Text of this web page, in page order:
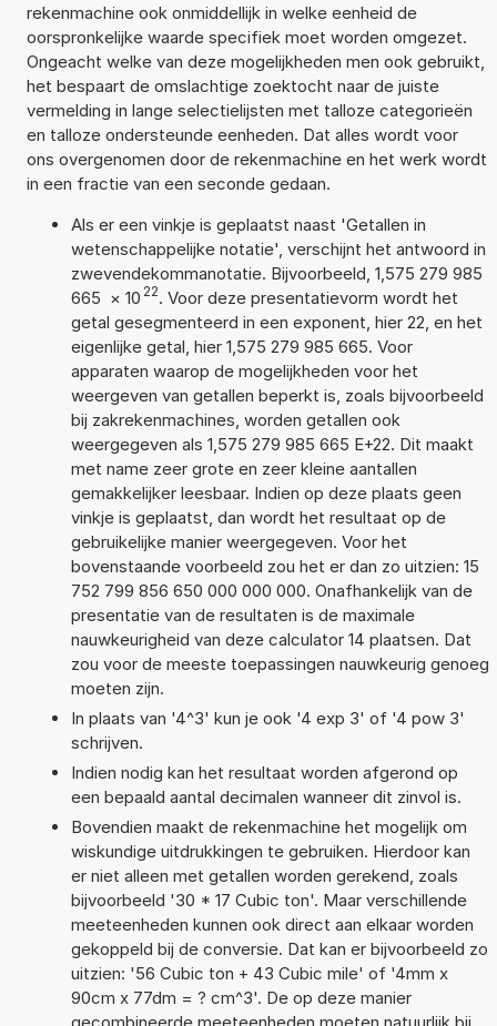
rekenmachine ook onmiddellijk in welke eenheid de
oorspronkelijke waarde specifiek moet worden omgezet.
Ongeacht welke van deze mogelijkheden men ook gebruikt,
het bespaart de omslachtige zoektocht naar de juiste
vermelding in lange selectielijsten met talloze categorieën
en talloze ondersteunde eenheden. Dat alles wordt voor
ons overgenomen door de rekenmachine en het werk wordt
in een fractie van een seconde gedaan.
Als er een vinkje is geplaatst naast 'Getallen in
wetenschappelijke notatie', verschijnt het antwoord in
zwevendekommanotatie. Bijvoorbeeld, 1,575 279 985
665 × 10 22. Voor deze presentatievorm wordt het
getal gesegmenteerd in een exponent, hier 22, en het
eigenlijke getal, hier 1,575 279 985 665. Voor
apparaten waarop de mogelijkheden voor het
weergeven van getallen beperkt is, zoals bijvoorbeeld
bij zakrekenmachines, worden getallen ook
weergegeven als 1,575 279 985 665 E+22. Dit maakt
met name zeer grote en zeer kleine aantallen
gemakkelijker leesbaar. Indien op deze plaats geen
vinkje is geplaatst, dan wordt het resultaat op de
gebruikelijke manier weergegeven. Voor het
bovenstaande voorbeeld zou het er dan zo uitzien: 15
752 799 856 650 000 000 000. Onafhankelijk van de
presentatie van de resultaten is de maximale
nauwkeurigheid van deze calculator 14 plaatsen. Dat
zou voor de meeste toepassingen nauwkeurig genoeg
moeten zijn.
In plaats van '4^3' kun je ook '4 exp 3' of '4 pow 3'
schrijven.
Indien nodig kan het resultaat worden afgerond op
een bepaald aantal decimalen wanneer dit zinvol is.
Bovendien maakt de rekenmachine het mogelijk om
wiskundige uitdrukkingen te gebruiken. Hierdoor kan
er niet alleen met getallen worden gerekend, zoals
bijvoorbeeld '30 * 17 Cubic ton'. Maar verschillende
meeteenheden kunnen ook direct aan elkaar worden
gekoppeld bij de conversie. Dat kan er bijvoorbeeld zo
uitzien: '56 Cubic ton + 43 Cubic mile' of '4mm x
90cm x 77dm = ? cm^3'. De op deze manier
gecombineerde meeteenheden moeten natuurlijk bij